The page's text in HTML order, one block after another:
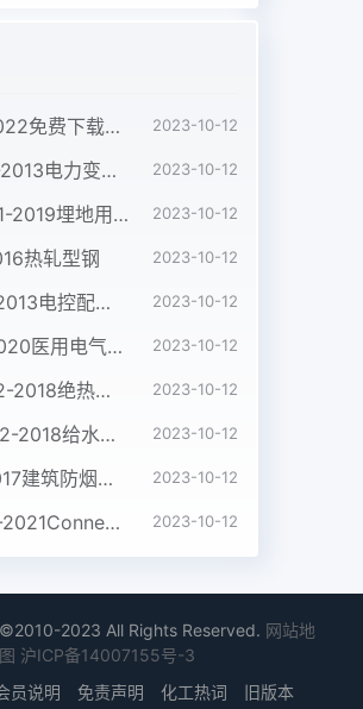
GB 30871-2022免费下载危险化学品企业特殊作业安全规范 2023-10-12
GB/T 1094.1-2013电力变压器 第1部分:总则 2023-10-12
GB/T 19472.1-2019埋地用聚乙烯(PE)结构壁管道系统 第1部分:聚乙烯双壁波纹管材 2023-10-12
热轧型钢 2023-10-12
JB/T 10216-2013电控配电用电缆桥架 2023-10-12
GB 9706.1-2020医用电气设备 第1部分:基本安全和基本性能的通用要求 2023-10-12
GB/T 10801.2-2018绝热用挤塑聚苯乙烯泡沫塑料(XPS) 2023-10-12
GB/T 13663.2-2018给水用聚乙烯(PE)管道系统 第2部分:管材 2023-10-12
GB 51251-2017建筑防烟排烟系统技术标准 2023-10-12
IEC 63171-6-2021Connectors for electrical and electronic equipment - Part 6: Detail specification for 2-way and 4-way (data/power), shielded, free and fixed connectors for power and data transmission with frequencies up to 600 MHz 2023-10-12
2023 All Rights Reserved. 网站地
图 沪ICP备14007155号-3
员说明 免责声明 化工热词 旧版本